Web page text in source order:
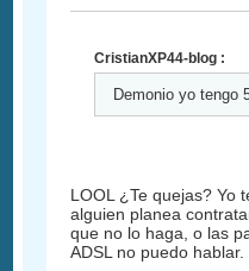
CristianXP44-blog :
Demonio yo tengo
LOOL ¿Te quejas? Yo
alguien planea
que no lo haga, o las
ADSL no puedo hablar.